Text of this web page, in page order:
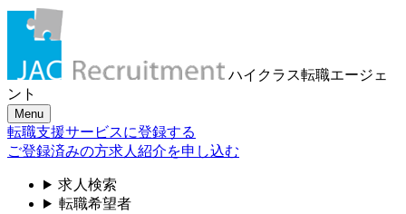
ハイクラス転職エージェ
ント
Menu
転職支援サービスに登録する
ご登録済みの方求人紹介を申し込む
求人検索
転職希望者